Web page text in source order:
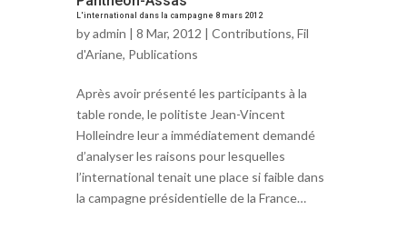
L'international dans la campagne 8 mars 2012
byadmin | 8 Mar, 2012 | Contributions, Fil
d'Ariane, Publications
Après avoir présenté les participants à la
table ronde, le politiste Jean-Vincent
Holleindre leur a immédiatement demandé
d’analyser les raisons pour lesquelles
l’international tenait une place si faible dans
la campagne présidentielle de la France…